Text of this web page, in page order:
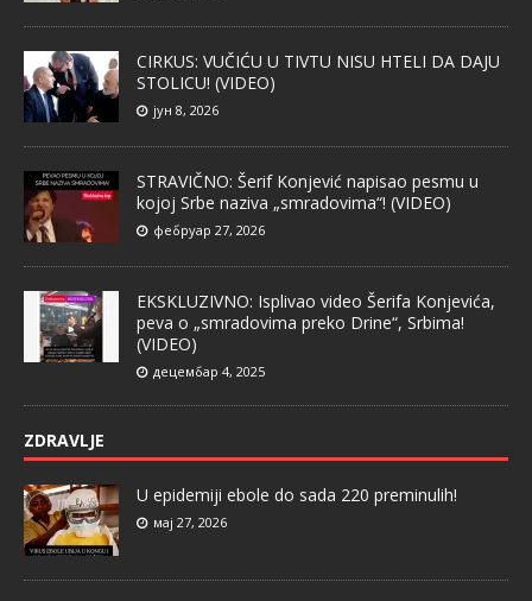
CIRKUS: VUČIĆU U TIVTU NISU HTELI DA DAJU
STOLICU! (VIDEO)
јун 8, 2026
STRAVIČNO: Šerif Konjević napisao pesmu u
kojoj Srbe naziva „smradovima“! (VIDEO)
фебруар 27, 2026
EKSKLUZIVNO: Isplivao video Šerifa Konjevića,
peva o „smradovima preko Drine“, Srbima!
(VIDEO)
децембар 4, 2025
ZDRAVLJE
U epidemiji ebole do sada 220 preminulih!
мај 27, 2026